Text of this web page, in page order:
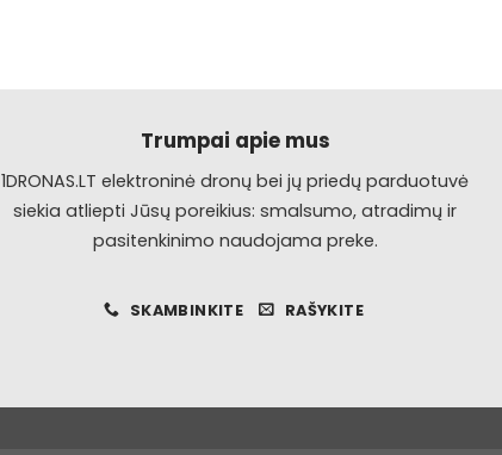
produkto
puslapyje.
Trumpai apie mus
1DRONAS.LT elektroninė dronų bei jų priedų parduotuvė
siekia atliepti Jūsų poreikius: smalsumo, atradimų ir
pasitenkinimo naudojama preke.
SKAMBINKITE RAŠYKITE